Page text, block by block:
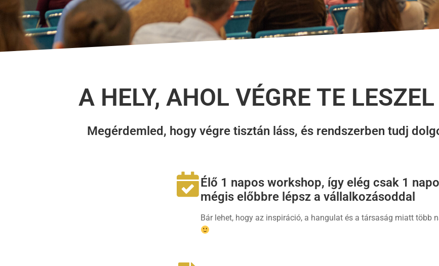
A HELY, AHOL VÉGRE TE
Megérdemled, hogy végre tisztán láss, és rendszerben tudj
Élő 1 napos workshop, így elég csak 1
mégis előbbre lépsz a vállalkozásoddal
Bár lehet, hogy az inspiráció, a hangulat és a társaság miatt több